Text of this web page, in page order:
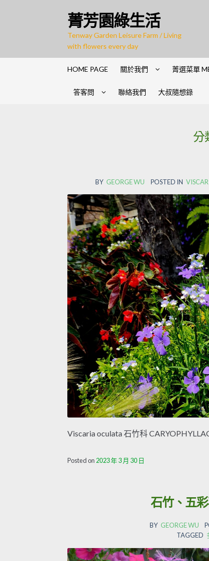
菁芳園綠生活
Tenway Garden Leisure Farm / Living
with flowers every day
HOME PAGE 關於我們 菁選菜單
答客問 聯絡我們 大叔隨想錄
分
BY GEORGE WU POSTED IN
Viscaria oculata 石竹科
Posted on 2023 年 3 月 30 日
石竹、五
BY GEORGE WU
TAGGED